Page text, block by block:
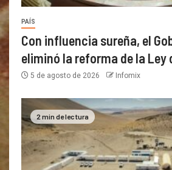
PAÍS
Con influencia sureña, el
eliminó la reforma de la Ley
5 de agosto de 2026 Infomix
2 min de lectura